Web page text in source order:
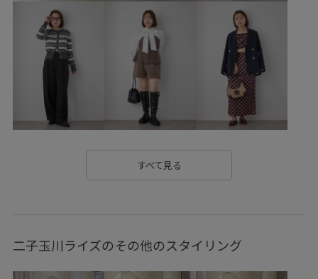
Wshoes_pickup きれいめ さらっとした表面
さらりとした インソール オフィス
カジュアル カットソー クッション性
シャツ シンプル シンプルなトップス
スカート スッキリ スッキリ見え ストラップ
バランスが良い
ワイドシルエット 上品 低反発 収納力
取り外し可能 取り外し可能なショルダー 接触冷感
すべて見る
二子玉川ライズのその他のスタイリング